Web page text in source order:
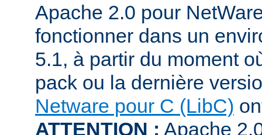
Apache 2.0 pour
fonctionner dans un
5.1, à partir du moment
pack ou la dernière
Netware pour C (LibC)
ATTENTION : Apache